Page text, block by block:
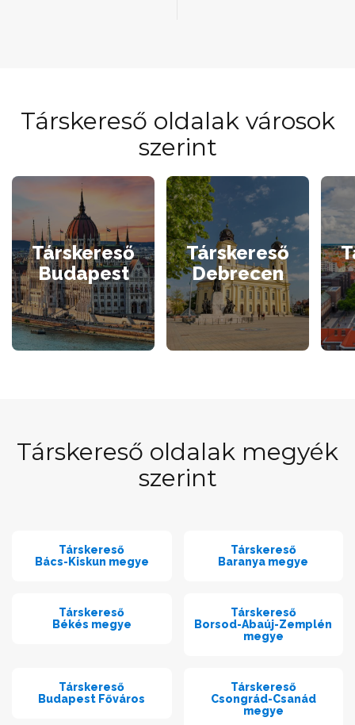
Társkereső oldalak városok
szerint
Társkereső
Budapest
Társkereső
Debrecen
Társkereső oldalak megyék
szerint
Társkereső
Bács-Kiskun megye
Társkereső
Baranya megye
Társkereső
Békés megye
Társkereső
Borsod-Abaúj-Zemplén
megye
Társkereső
Budapest Főváros
Társkereső
Csongrád-Csanád
megye